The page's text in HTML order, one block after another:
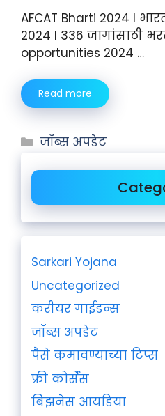
AFCAT Bharti 2024 I
2024 I 336 जागांसाठी
opportunities 2024 …
Read more
जॉब्स अपडेट
Sarkari Yojana
Uncategorized
करीयर गाईडन्स
जॉब्स अपडेट
पैसे कमावण्याच्या टिप्स
फ्री कोर्सेस
बिझनेस आयडिया